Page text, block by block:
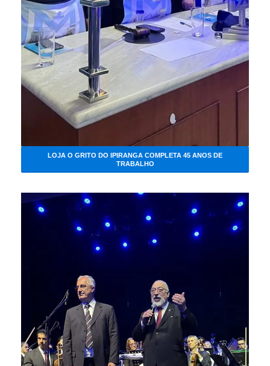
LOJA O GRITO DO IPIRANGA COMPLETA 45 ANOS DE
TRABALHO